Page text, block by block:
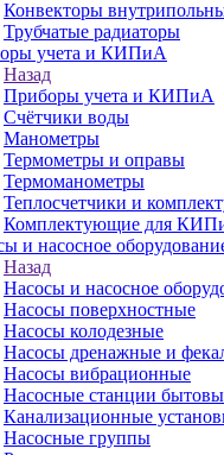
Конвекторы
Трубчатые радиаторы
учета и КИПиА
Назад
Приборы учета и КИПиА
Счётчики воды
Манометры
Термометры и оправы
Термоманометры
Теплосчетчики и
Комплектующие для
и насосное
Назад
Насосы и насосное
Насосы поверхностные
Насосы колодезные
Насосы дренажные и
Насосы вибрационные
Насосные станции
Канализационные
Насосные группы